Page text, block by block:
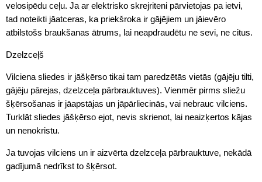
velosipēdu ceļu. Ja ar elektrisko skrejriteni pārvietojas pa ietvi,
tad noteikti jāatceras, ka priekšroka ir gājējiem un jāievēro
atbilstošs braukšanas ātrums, lai neapdraudētu ne sevi, ne citus.
Dzelzceļš
Vilciena sliedes ir jāšķērso tikai tam paredzētās vietās (gājēju tilti,
gājēju pārejas, dzelzceļa pārbrauktuves). Vienmēr pirms sliežu
šķērsošanas ir jāapstājas un jāpārliecinās, vai nebrauc vilciens.
Turklāt sliedes jāšķērso ejot, nevis skrienot, lai neaizķertos kājas
un nenokristu.
Ja tuvojas vilciens un ir aizvērta dzelzceļa pārbrauktuve, nekādā
gadījumā nedrīkst to šķērsot.